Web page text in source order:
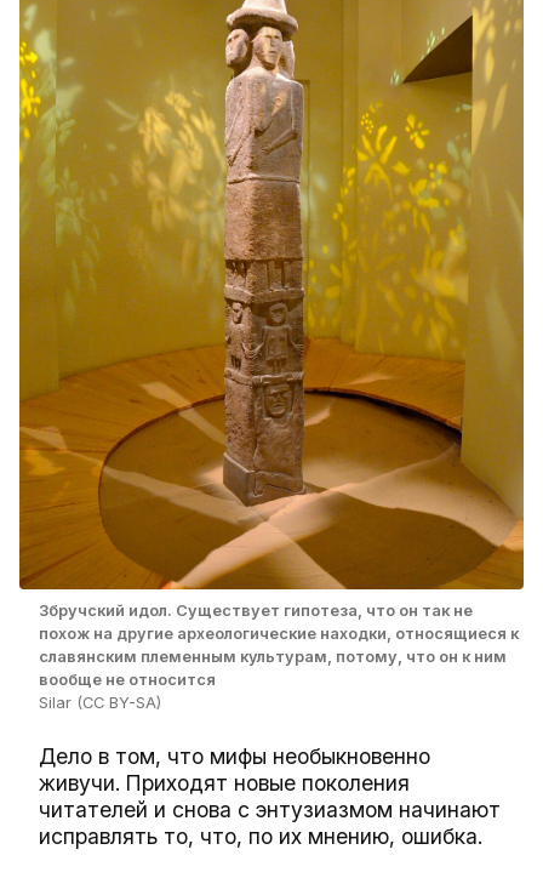
Збручский идол. Существует гипотеза, что он так не
похож на другие археологические находки, относящиеся к
славянским племенным культурам, потому, что он к ним
вообще не относится
Silar (CC BY-SA)
Дело в том, что мифы необыкновенно
живучи. Приходят новые поколения
читателей и снова с энтузиазмом начинают
исправлять то, что, по их мнению, ошибка.